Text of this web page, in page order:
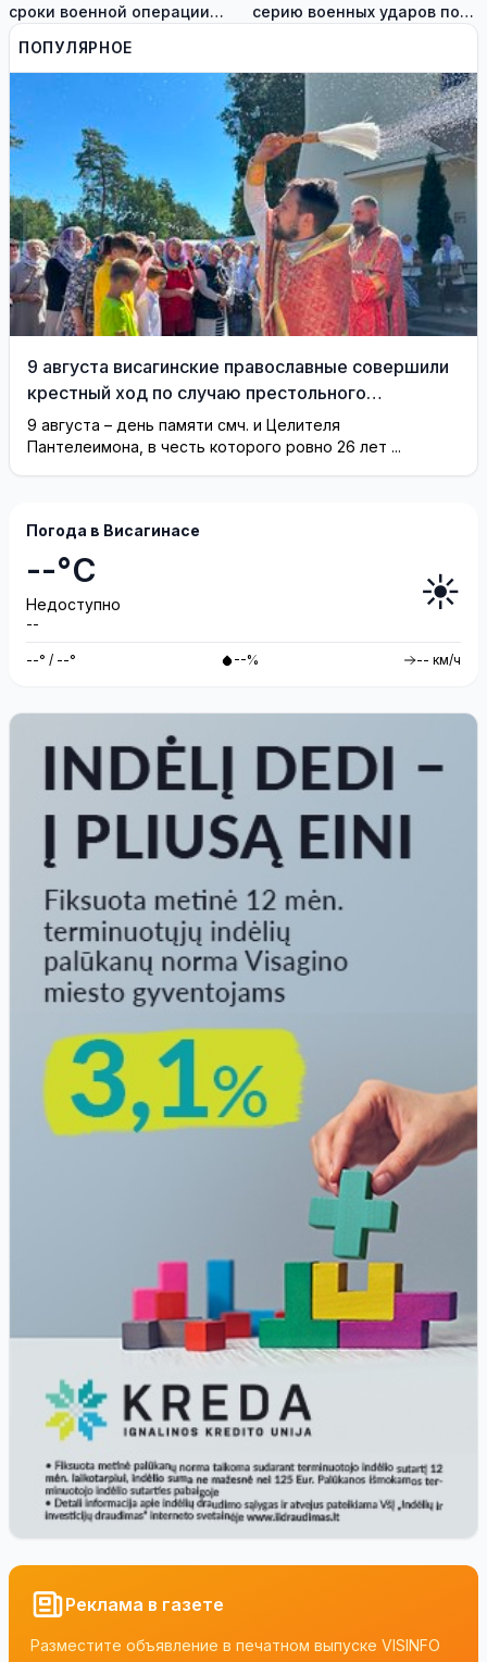
сроки военной операции
против Ирана
серию военных ударов по
ПОПУЛЯРНОЕ
9 августа висагинские православные совершили
крестный ход по случаю престольного
праздника (фотогалерея)
9 августа – день памяти смч. и Целителя
Пантелеимона, в честь которого ровно 26 лет ...
Погода в Висагинасе
--°C
Недоступно
--
☀️
--° / --° --% -- км/ч
Реклама в газете
Разместите объявление в печатном выпуске VISINFO